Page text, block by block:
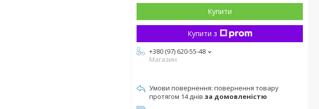
Купити
Купити з
+380 (97) 620-55-48
Магазин
повернення товару
протягом 14 днів за домовленістю